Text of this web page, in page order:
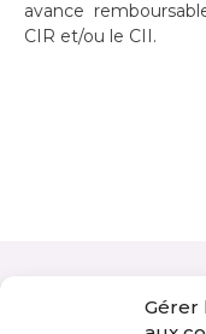
Gérer
avance
CIR et/ou le CII.